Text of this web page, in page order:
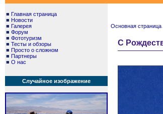
■ Главная страница
■ Новости
■ Галерея
■ Форум
■ Фототуризм
■ Тесты и обзоры
■ Просто о сложном
■ Партнеры
■ О нас
Случайное изображение
Основная страница
С